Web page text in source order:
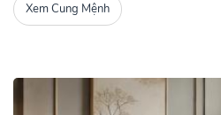
Xem Cung Mệnh